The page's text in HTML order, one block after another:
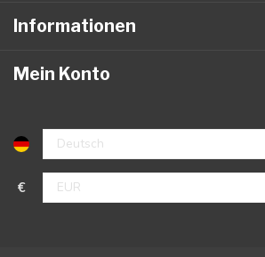
Informationen
Mein Konto
€